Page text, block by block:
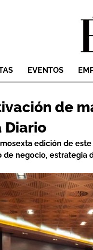
EVENTOS
de
Diario
edición de
negocio, estrategia